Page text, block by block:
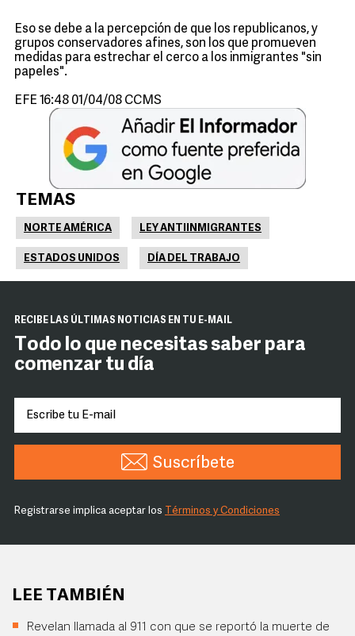
Eso se debe a la percepción de que los republicanos, y
grupos conservadores afines, son los que promueven
medidas para estrechar el cerco a los inmigrantes "sin
papeles".
EFE 16:48 01/04/08 CCMS
TEMAS
NORTE AMÉRICA LEY ANTIINMIGRANTES
ESTADOS UNIDOS DÍA DEL TRABAJO
RECIBE LAS ÚLTIMAS NOTICIAS EN TU E-MAIL
Todo lo que necesitas saber para
comenzar tu día
Suscríbete
Registrarse implica aceptar los Términos y Condiciones
LEE TAMBIÉN
Revelan llamada al 911 con que se reportó la muerte de